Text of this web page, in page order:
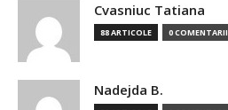
Cvasniuc Tatiana
88 ARTICOLE 0 COMENTARII
Nadejda B.